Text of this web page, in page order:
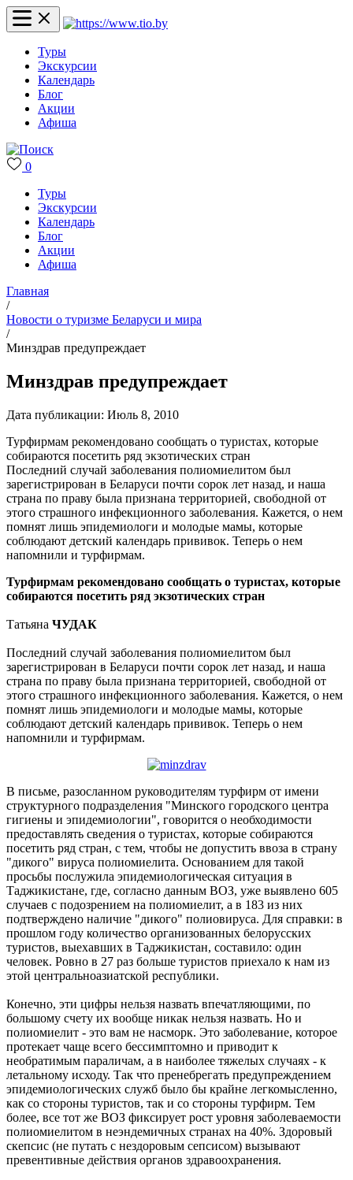
Туры
Экскурсии
Календарь
Блог
Акции
Афиша
0
Туры
Экскурсии
Календарь
Блог
Акции
Афиша
Главная
/
Новости о туризме Беларуси и мира
/
Минздрав предупреждает
Минздрав предупреждает
Дата публикации: Июль 8, 2010
Турфирмам рекомендовано сообщать о туристах, которые
собираются посетить ряд экзотических стран
Последний случай заболевания полиомиелитом был
зарегистрирован в Беларуси почти сорок лет назад, и наша
страна по праву была признана территорией, свободной от
этого страшного инфекционного заболевания. Кажется, о нем
помнят лишь эпидемиологи и молодые мамы, которые
соблюдают детский календарь прививок. Теперь о нем
напомнили и турфирмам.
Турфирмам рекомендовано сообщать о туристах, которые
собираются посетить ряд экзотических стран
Татьяна ЧУДАК
Последний случай заболевания полиомиелитом был
зарегистрирован в Беларуси почти сорок лет назад, и наша
страна по праву была признана территорией, свободной от
этого страшного инфекционного заболевания. Кажется, о нем
помнят лишь эпидемиологи и молодые мамы, которые
соблюдают детский календарь прививок. Теперь о нем
напомнили и турфирмам.
В письме, разосланном руководителям турфирм от имени
структурного подразделения "Минского городского центра
гигиены и эпидемиологии", говорится о необходимости
предоставлять сведения о туристах, которые собираются
посетить ряд стран, с тем, чтобы не допустить ввоза в страну
"дикого" вируса полиомиелита. Основанием для такой
просьбы послужила эпидемиологическая ситуация в
Таджикистане, где, согласно данным ВОЗ, уже выявлено 605
случаев с подозрением на полиомиелит, а в 183 из них
подтверждено наличие "дикого" полиовируса. Для справки: в
прошлом году количество организованных белорусских
туристов, выехавших в Таджикистан, составило: один
человек. Ровно в 27 раз больше туристов приехало к нам из
этой центральноазиатской республики.
Конечно, эти цифры нельзя назвать впечатляющими, по
большому счету их вообще никак нельзя назвать. Но и
полиомиелит - это вам не насморк. Это заболевание, которое
протекает чаще всего бессимптомно и приводит к
необратимым параличам, а в наиболее тяжелых случаях - к
летальному исходу. Так что пренебрегать предупреждением
эпидемиологических служб было бы крайне легкомысленно,
как со стороны туристов, так и со стороны турфирм. Тем
более, все тот же ВОЗ фиксирует рост уровня заболеваемости
полиомиелитом в неэндемичных странах на 40%. Здоровый
скепсис (не путать с нездоровым сепсисом) вызывают
превентивные действия органов здравоохранения.